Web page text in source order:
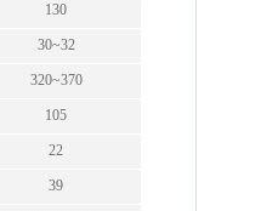
130
30~32
320~370
105
22
39